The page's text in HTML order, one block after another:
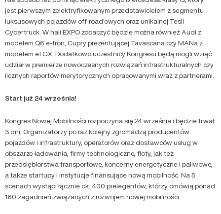
jest pierwszym zelektryfikowanym przedstawicielem z segmentu
luksusowych pojazdów off-road’owych oraz unikalnej Tesli
Cybertruck. W hali EXPO zobaczyć będzie można również Audi z
modelem Q6 e-tron, Cupry prezentującej Tavascana czy MANa z
modelem eTGX. Dodatkowo uczestnicy Kongresu będą mogli wziąć
udział w premierze nowoczesnych rozwiązań infrastrukturalnych czy
licznych raportów merytorycznych opracowanymi wraz z partnerami.
Start już 24 września!
Kongres Nowej Mobilności rozpoczyna się 24 września i będzie trwał
3 dni. Organizatorzy po raz kolejny zgromadzą producentów
pojazdów i infrastruktury, operatorów oraz dostawców usług w
obszarze ładowania, firmy technologiczne, floty, jak też
przedsiębiorstwa transportowe, koncerny energetyczne i paliwowe,
a także startupy i instytucje finansujące nową mobilność. Na 5
scenach wystąpi łącznie ok. 400 prelegentów, którzy omówią ponad
160 zagadnień związanych z rozwojem nowej mobilności.